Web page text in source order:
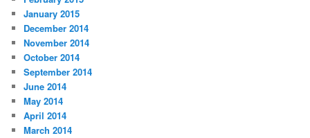
January 2015
December 2014
November 2014
October 2014
September 2014
June 2014
May 2014
April 2014
March 2014